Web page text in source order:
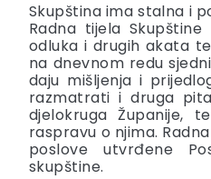
Skupština ima stalna i
Radna tijela
odluka i drugih akata
na dnevnom redu
daju mišljenja i
razmatrati i druga
djelokruga Županije,
raspravu o njima.
poslove utvrđene
skupštine.